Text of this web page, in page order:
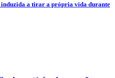
induzida a tirar a própria vida durante